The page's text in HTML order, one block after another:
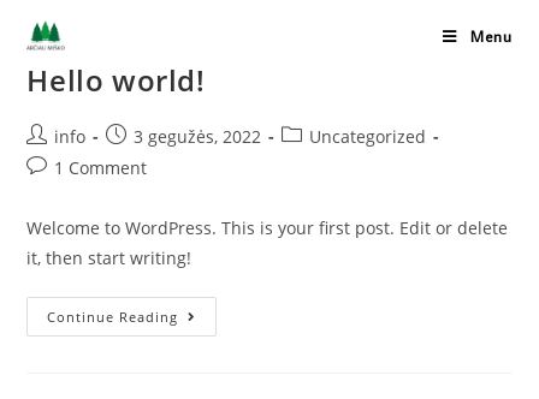
content
Menu
Hello world!
Post
author:
info
Post
published:
3 gegužės, 2022
PostUncategorized
Post1 Comment
Welcome to WordPress. This is your first post. Edit or delete
it, then start writing!
Continue Reading Hello
World!